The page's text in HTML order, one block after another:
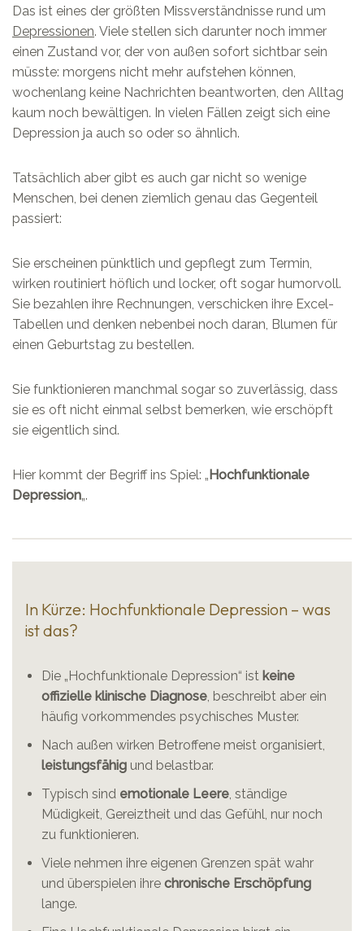
Das ist eines der größten Missverständnisse rund um
Depressionen. Viele stellen sich darunter noch immer
einen Zustand vor, der von außen sofort sichtbar sein
müsste: morgens nicht mehr aufstehen können,
wochenlang keine Nachrichten beantworten, den Alltag
kaum noch bewältigen. In vielen Fällen zeigt sich eine
Depression ja auch so oder so ähnlich.
Tatsächlich aber gibt es auch gar nicht so wenige
Menschen, bei denen ziemlich genau das Gegenteil
passiert:
Sie erscheinen pünktlich und gepflegt zum Termin,
wirken routiniert höflich und locker, oft sogar humorvoll.
Sie bezahlen ihre Rechnungen, verschicken ihre Excel-
Tabellen und denken nebenbei noch daran, Blumen für
einen Geburtstag zu bestellen.
Sie funktionieren manchmal sogar so zuverlässig, dass
sie es oft nicht einmal selbst bemerken, wie erschöpft
sie eigentlich sind.
Hier kommt der Begriff ins Spiel: „Hochfunktionale
Depression„.
In Kürze: Hochfunktionale Depression – was
ist das?
Die „Hochfunktionale Depression“ ist keine
offizielle klinische Diagnose , beschreibt aber ein
häufig vorkommendes psychisches Muster.
Nach außen wirken Betroffene meist organisiert,
leistungsfähig und belastbar.
Typisch sind emotionale Leere , ständige
Müdigkeit, Gereiztheit und das Gefühl, nur noch
zu funktionieren.
Viele nehmen ihre eigenen Grenzen spät wahr
und überspielen ihre chronische Erschöpfung
lange.